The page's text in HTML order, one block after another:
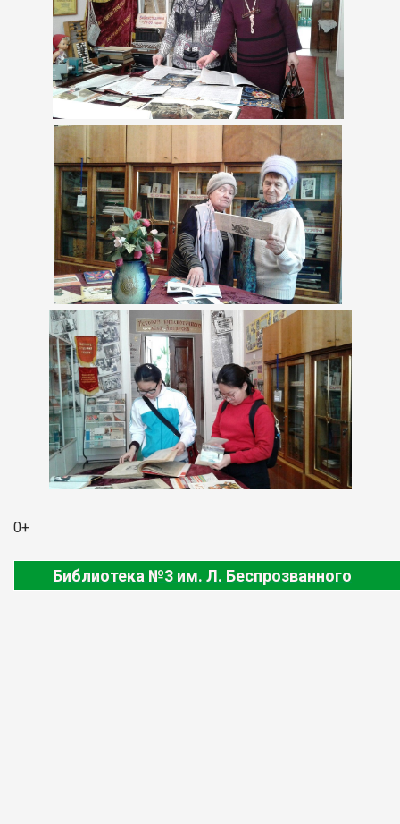
0+
Библиотека №3 им. Л. Беспрозванного